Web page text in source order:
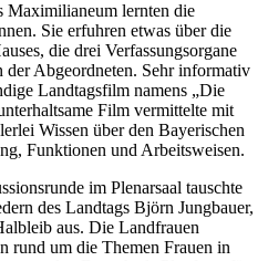
Maximilianeum lernten die
Sie erfuhren etwas über die
die drei Verfassungsorgane
der Abgeordneten. Sehr informativ
Landtagsfilm namens „Die
Film vermittelte mit
Wissen über den Bayerischen
Funktionen und Arbeitsweisen.
im Plenarsaal tauschte
des Landtags Björn Jungbauer,
aus. Die Landfrauen
rund um die Themen Frauen in